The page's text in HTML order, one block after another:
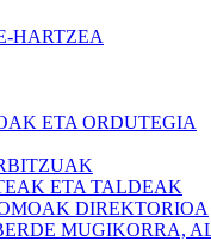
HARTZEA
ETA ORDUTEGIA
ETA TALDEAK
DIREKTORIOA
MUGIKORRA,